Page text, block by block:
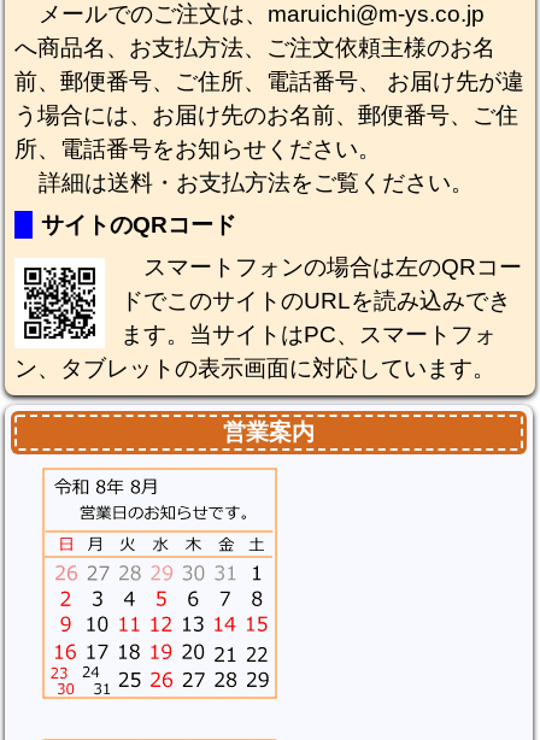
メールでのご注文は、maruichi@m-ys.co.jp
へ商品名、お支払方法、ご注文依頼主様のお名
前、郵便番号、ご住所、電話番号、 お届け先が違
う場合には、お届け先のお名前、郵便番号、ご住
所、電話番号をお知らせください。
詳細は送料・お支払方法をご覧ください。
サイトのQRコード
スマートフォンの場合は左のQRコー
ドでこのサイトのURLを読み込みでき
ます。当サイトはPC、スマートフォ
ン、タブレットの表示画面に対応しています。
営業案内